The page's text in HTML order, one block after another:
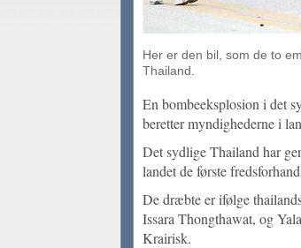
Her er den bil, som de to
Thailand.
En bombeeksplosion i det
beretter myndighederne i
Det sydlige Thailand har
landet de første
De dræbte er ifølge
Issara Thongthawat, og
Krairisk.